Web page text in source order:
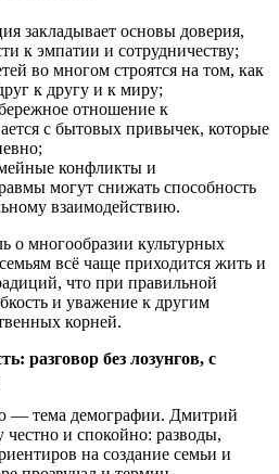
закладывает основы доверия,
к эмпатии и сотрудничеству;
во многом строятся на том, как
к другу и к миру;
отношение к
с бытовых привычек, которые
конфликты и
могут снижать способность
взаимодействию.
о многообразии культурных
всё чаще приходится жить и
что при правильной
и уважение к другим
корней.
разговор без лозунгов, с
— тема демографии. Дмитрий
и спокойно: разводы,
на создание семьи и